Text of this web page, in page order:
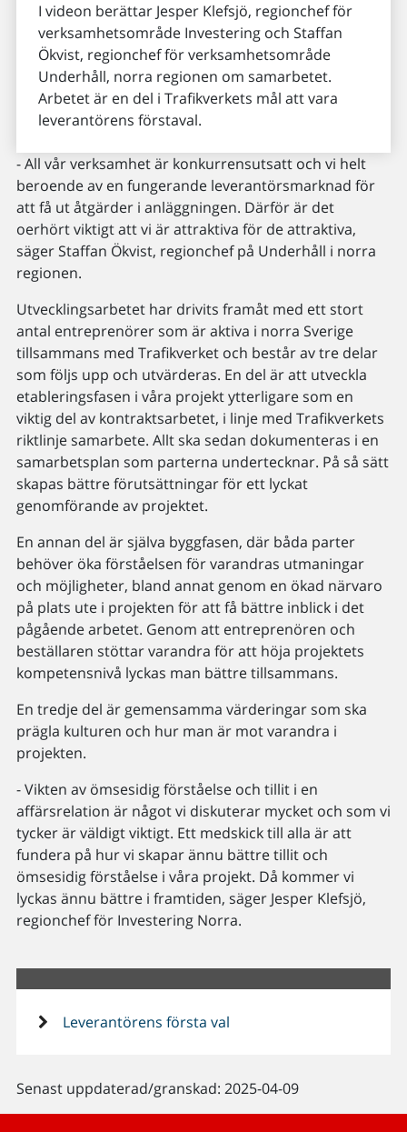
I videon berättar Jesper Klefsjö, regionchef för
verksamhetsområde Investering och Staffan
Ökvist, regionchef för verksamhetsområde
Underhåll, norra regionen om samarbetet.
Arbetet är en del i Trafikverkets mål att vara
leverantörens förstaval.
- All vår verksamhet är konkurrensutsatt och vi helt
beroende av en fungerande leverantörsmarknad för
att få ut åtgärder i anläggningen. Därför är det
oerhört viktigt att vi är attraktiva för de attraktiva,
säger Staffan Ökvist, regionchef på Underhåll i norra
regionen.
Utvecklingsarbetet har drivits framåt med ett stort
antal entreprenörer som är aktiva i norra Sverige
tillsammans med Trafikverket och består av tre delar
som följs upp och utvärderas. En del är att utveckla
etableringsfasen i våra projekt ytterligare som en
viktig del av kontraktsarbetet, i linje med Trafikverkets
riktlinje samarbete. Allt ska sedan dokumenteras i en
samarbetsplan som parterna undertecknar. På så sätt
skapas bättre förutsättningar för ett lyckat
genomförande av projektet.
En annan del är själva byggfasen, där båda parter
behöver öka förståelsen för varandras utmaningar
och möjligheter, bland annat genom en ökad närvaro
på plats ute i projekten för att få bättre inblick i det
pågående arbetet. Genom att entreprenören och
beställaren stöttar varandra för att höja projektets
kompetensnivå lyckas man bättre tillsammans.
En tredje del är gemensamma värderingar som ska
prägla kulturen och hur man är mot varandra i
projekten.
- Vikten av ömsesidig förståelse och tillit i en
affärsrelation är något vi diskuterar mycket och som vi
tycker är väldigt viktigt. Ett medskick till alla är att
fundera på hur vi skapar ännu bättre tillit och
ömsesidig förståelse i våra projekt. Då kommer vi
lyckas ännu bättre i framtiden, säger Jesper Klefsjö,
regionchef för Investering Norra.
Leverantörens första val
Senast uppdaterad/granskad: 2025-04-09